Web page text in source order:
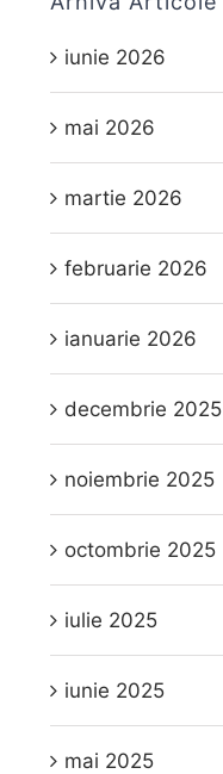
iunie 2026
mai 2026
martie 2026
februarie 2026
ianuarie 2026
decembrie 2025
noiembrie 2025
octombrie 2025
iulie 2025
iunie 2025
mai 2025